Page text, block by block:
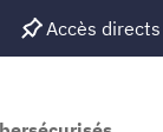
Accès directs